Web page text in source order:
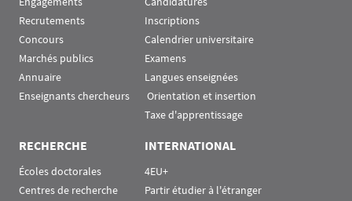
Recrutements
Concours
Marchés publics
Annuaire
Enseignants chercheurs
Inscriptions
Calendrier universitaire
Examens
Langues enseignées
Orientation et insertion
Taxe d'apprentissage
RECHERCHE
Écoles doctorales
Centres de recherche
INTERNATIONAL
4EU+
Partir étudier à l'étranger